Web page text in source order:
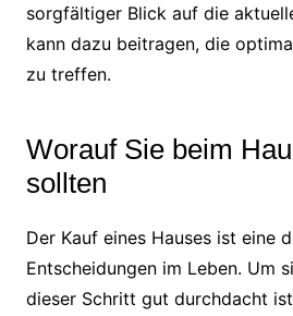
sorgfältiger Blick auf die
kann dazu beitragen, die
zu treffen.
Worauf Sie beim
sollten
Der Kauf eines Hauses ist eine
Entscheidungen im Leben. Um
dieser Schritt gut durchdacht